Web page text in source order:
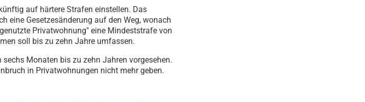
auf härtere Strafen einstellen. Das
eine Gesetzesänderung auf den Weg, wonach
Privatwohnung" eine Mindeststrafe von
soll bis zu zehn Jahre umfassen.
Monaten bis zu zehn Jahren vorgesehen.
in Privatwohnungen nicht mehr geben.